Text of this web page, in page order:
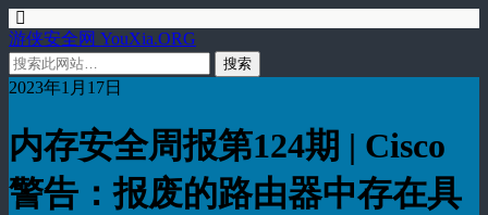
游侠安全网 YouXia.ORG
2023年1月17日
内存安全周报第124期 | Cisco
警告：报废的路由器中存在具